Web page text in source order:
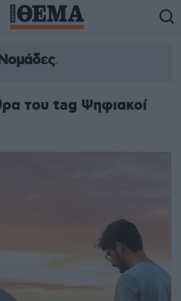
του tag Ψηφιακοί